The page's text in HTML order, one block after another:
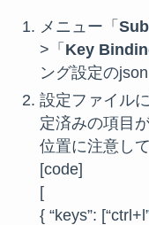
メニュー「
>「 Key
ング設定の
設定ファイル
定済みの項目
位置に注意し
[code]
[
{ “keys”: